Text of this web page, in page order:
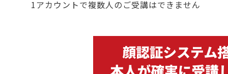
1アカウントで複数人のご受講はできません